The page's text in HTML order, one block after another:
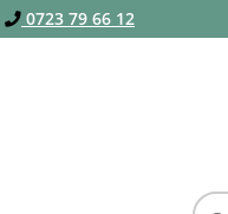
0723 79 66 12